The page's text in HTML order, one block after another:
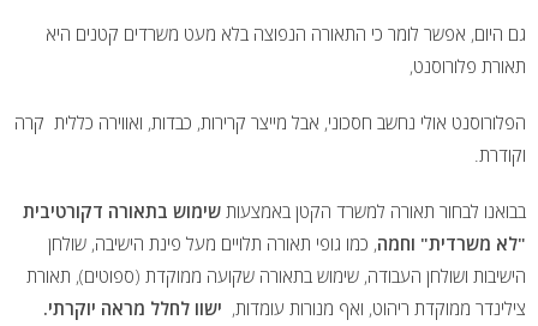
גם היום, אפשר לומר כי התאורה הנפוצה בלא מעט משרדים קטנים היא
תאורת פלורוסנט,
הפלורוסנט אולי נחשב חסכוני, אבל מייצר קרירות, כבדות, ואווירה כללית קרה
וקודרת.
בבואנו לבחור תאורה למשרד הקטן באמצעות שימוש בתאורה דקורטיבית
"לא משרדית" וחמה, כמו גופי תאורה תלויים מעל פינת הישיבה, שולחן
הישיבות ושולחן העבודה, שימוש בתאורה שקועה ממוקדת (ספוטים), תאורת
צילינדר ממוקדת ריהוט, ואף מנורות עומדות, ישוו לחלל מראה יוקרתי.